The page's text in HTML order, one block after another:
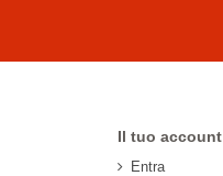
Il tuo account
Entra